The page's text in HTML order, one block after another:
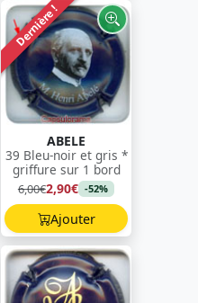
Dernière !
ABELE
39 Bleu-noir et gris *
griffure sur 1 bord
6,00€2,90€ -52%
Ajouter